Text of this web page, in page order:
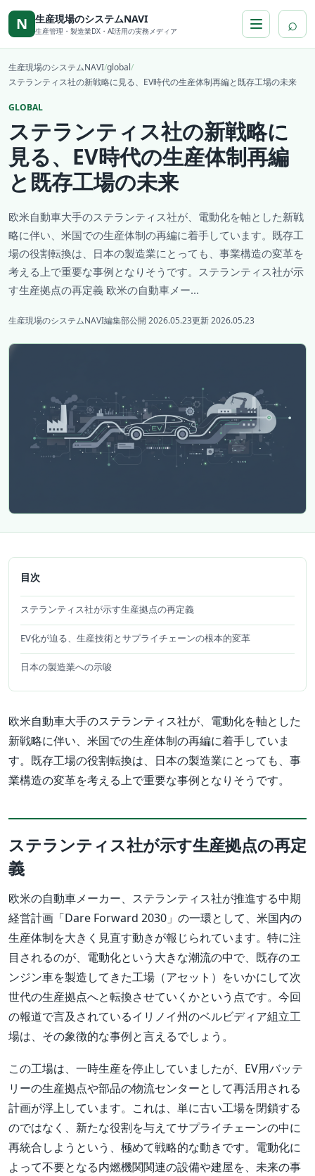
本文へ移動
N 生産現場のシステムNAVI
生産管理・製造業DX・AI活用の実務メディア ⌕
生産現場のシステムNAVI/global/
ステランティス社の新戦略に見る、EV時代の生産体制再編と既存工場の未来
GLOBAL
ステランティス社の新戦略に
見る、EV時代の生産体制再編
と既存工場の未来
欧米自動車大手のステランティス社が、電動化を軸とした新戦
略に伴い、米国での生産体制の再編に着手しています。既存工
場の役割転換は、日本の製造業にとっても、事業構造の変革を
考える上で重要な事例となりそうです。ステランティス社が示
す生産拠点の再定義 欧米の自動車メー...
生産現場のシステムNAVI編集部公開 2026.05.23更新 2026.05.23
目次
ステランティス社が示す生産拠点の再定義
EV化が迫る、生産技術とサプライチェーンの根本的変革
日本の製造業への示唆
欧米自動車大手のステランティス社が、電動化を軸とした
新戦略に伴い、米国での生産体制の再編に着手していま
す。既存工場の役割転換は、日本の製造業にとっても、事
業構造の変革を考える上で重要な事例となりそうです。
ステランティス社が示す生産拠点の再定
義
欧米の自動車メーカー、ステランティス社が推進する中期
経営計画「Dare Forward 2030」の一環として、米国内の
生産体制を大きく見直す動きが報じられています。特に注
目されるのが、電動化という大きな潮流の中で、既存のエ
ンジン車を製造してきた工場（アセット）をいかにして次
世代の生産拠点へと転換させていくかという点です。今回
の報道で言及されているイリノイ州のベルビディア組立工
場は、その象徴的な事例と言えるでしょう。
この工場は、一時生産を停止していましたが、EV用バッテ
リーの生産拠点や部品の物流センターとして再活用される
計画が浮上しています。これは、単に古い工場を閉鎖する
のではなく、新たな役割を与えてサプライチェーンの中に
再統合しようという、極めて戦略的な動きです。電動化に
よって不要となる内燃機関関連の設備や建屋を、未来の事